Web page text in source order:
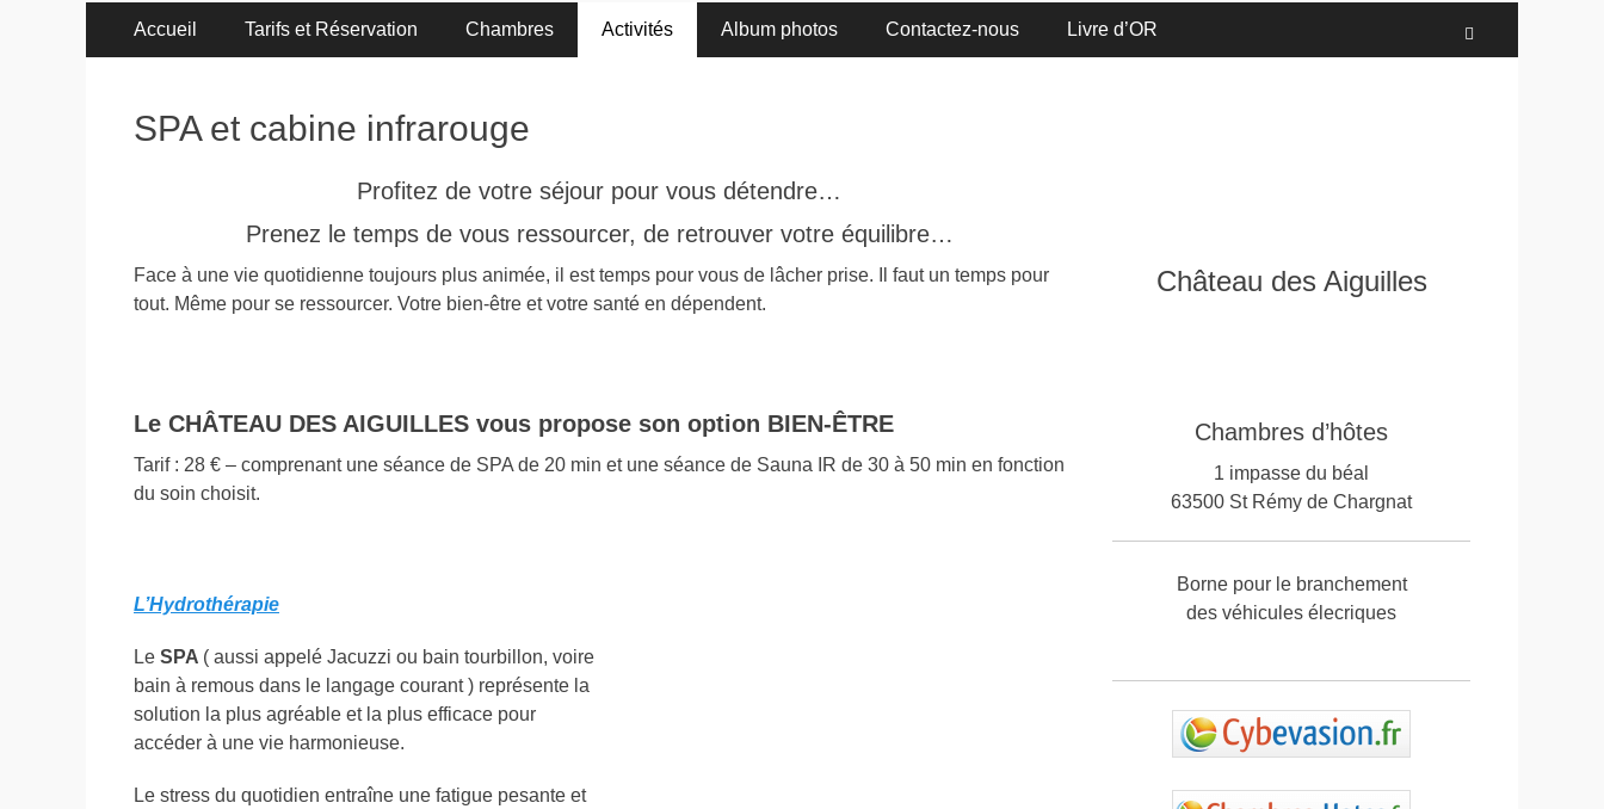
Menu
principal
Accueil Tarifs et Réservation Chambres Activités Album photos Contactez-nous Livre d’OR
SPA et cabine infrarouge
Profitez de votre séjour pour vous détendre…
Prenez le temps de vous ressourcer, de retrouver votre équilibre…
Face à une vie quotidienne toujours plus animée, il est temps pour vous de lâcher prise. Il faut un temps pour
tout. Même pour se ressourcer. Votre bien-être et votre santé en dépendent.
Le CHÂTEAU DES AIGUILLES vous propose son option BIEN-ÊTRE
Tarif : 28 € – comprenant une séance de SPA de 20 min et une séance de Sauna IR de 30 à 50 min en fonction
du soin choisit.
L’Hydrothérapie
Le SPA ( aussi appelé Jacuzzi ou bain tourbillon, voire
bain à remous dans le langage courant ) représente la
solution la plus agréable et la plus efficace pour
accéder à une vie harmonieuse.
Le stress du quotidien entraîne une fatigue pesante et
Château des Aiguilles
Chambres d’hôtes
1 impasse du béal
63500 St Rémy de Chargnat
Borne pour le branchement
des véhicules élecriques